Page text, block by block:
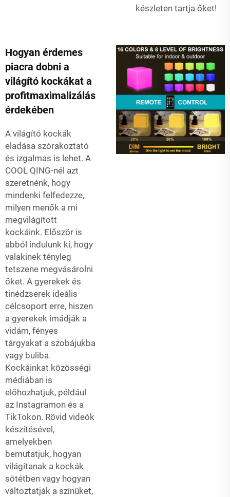
készleten tartja őket!
Hogyan érdemes
piacra dobni a
világító kockákat a
profitmaximalizálás
érdekében
A világító kockák
eladása szórakoztató
és izgalmas is lehet. A
COOL QING-nél azt
szeretnénk, hogy
mindenki felfedezze,
milyen menők a mi
megvilágított
kockáink. Először is
abból indulunk ki, hogy
valakinek tényleg
tetszene megvásárolni
őket. A gyerekek és
tinédzserek ideális
célcsoport erre, hiszen
a gyerekek imádják a
vidám, fényes
tárgyakat a szobájukba
vagy buliba.
Kockáinkat közösségi
médiában is
előhozhatjuk, például
az Instagramon és a
TikTokon. Rövid videók
készítésével,
amelyekben
bemutatjuk, hogyan
világítanak a kockák
sötétben vagy hogyan
változtatják a színüket,